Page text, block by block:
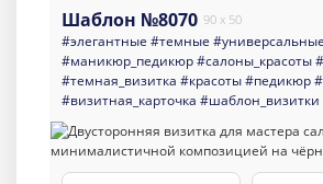
Шаблон №8070 90 x 50
#элегантные #темные #универсальные
#маникюр_педикюр#салоны_красоты
#темная_визитка #красоты#педикюр
#визитная_карточка #шаблон_визитки